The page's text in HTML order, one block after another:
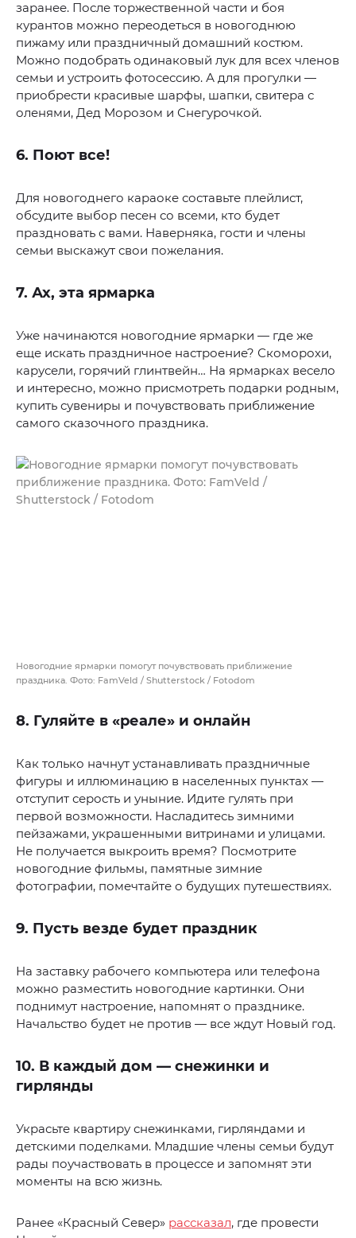
заранее. После торжественной части и боя
курантов можно переодеться в новогоднюю
пижаму или праздничный домашний костюм.
Можно подобрать одинаковый лук для всех членов
семьи и устроить фотосессию. А для прогулки —
приобрести красивые шарфы, шапки, свитера с
оленями, Дед Морозом и Снегурочкой.
6. Поют все!
Для новогоднего караоке составьте плейлист,
обсудите выбор песен со всеми, кто будет
праздновать с вами. Наверняка, гости и члены
семьи выскажут свои пожелания.
7. Ах, эта ярмарка
Уже начинаются новогодние ярмарки — где же
еще искать праздничное настроение? Скоморохи,
карусели, горячий глинтвейн… На ярмарках весело
и интересно, можно присмотреть подарки родным,
купить сувениры и почувствовать приближение
самого сказочного праздника.
Новогодние ярмарки помогут почувствовать приближение
праздника. Фото: FamVeld / Shutterstock / Fotodom
8. Гуляйте в «реале» и онлайн
Как только начнут устанавливать праздничные
фигуры и иллюминацию в населенных пунктах —
отступит серость и уныние. Идите гулять при
первой возможности. Насладитесь зимними
пейзажами, украшенными витринами и улицами.
Не получается выкроить время? Посмотрите
новогодние фильмы, памятные зимние
фотографии, помечтайте о будущих путешествиях.
9. Пусть везде будет праздник
На заставку рабочего компьютера или телефона
можно разместить новогодние картинки. Они
поднимут настроение, напомнят о празднике.
Начальство будет не против — все ждут Новый год.
10. В каждый дом — снежинки и
гирлянды
Украсьте квартиру снежинками, гирляндами и
детскими поделками. Младшие члены семьи будут
рады поучаствовать в процессе и запомнят эти
моменты на всю жизнь.
Ранее «Красный Север» рассказал, где провести